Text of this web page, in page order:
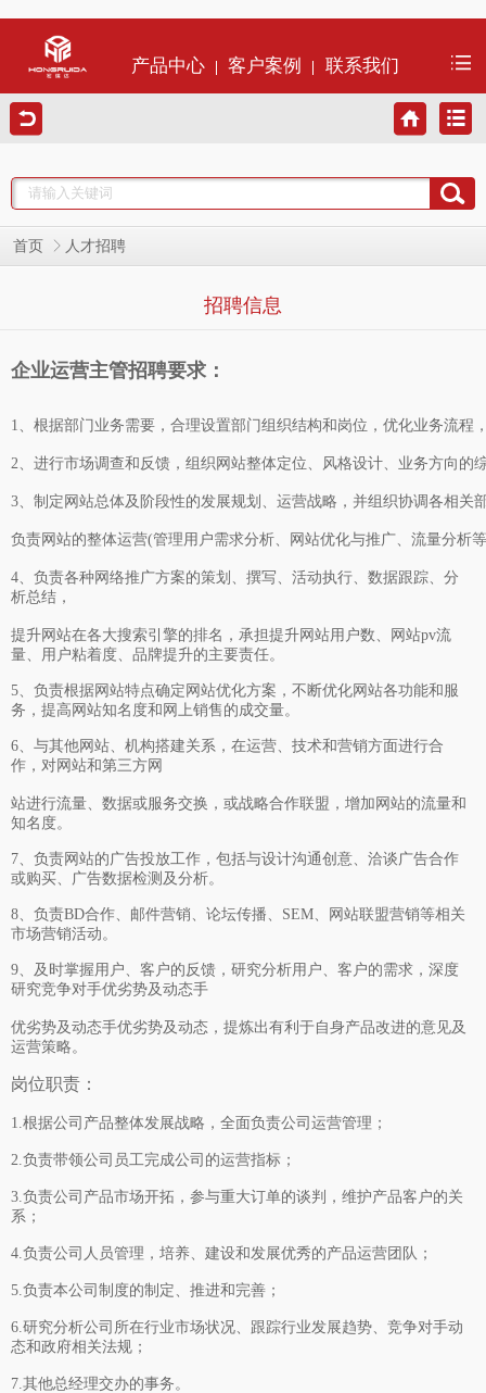
产品中心 客户案例 联系我们
首页 人才招聘
招聘信息
1、根据部门业务需要，合理设置部门组织结构和岗位，优化业务流程
2、进行市场调查和反馈，组织网站整体定位、风格设计、业务方向的
3、制定网站总体及阶段性的发展规划、运营战略，并组织协调各相关
负责网站的整体运营(管理用户需求分析、网站优化与推广、流量分析
4、负责各种网络推广方案的策划、撰写、活动执行、数据跟踪、分
析总结，
提升网站在各大搜索引擎的排名，承担提升网站用户数、网站pv流
量、用户粘着度、品牌提升的主要责任。
5、负责根据网站特点确定网站优化方案，不断优化网站各功能和服
务，提高网站知名度和网上销售的成交量。
6、与其他网站、机构搭建关系，在运营、技术和营销方面进行合
作，对网站和第三方网
站进行流量、数据或服务交换，或战略合作联盟，增加网站的流量和
知名度。
7、负责网站的广告投放工作，包括与设计沟通创意、洽谈广告合作
或购买、广告数据检测及分析。
8、负责BD合作、邮件营销、论坛传播、SEM、网站联盟营销等相关
市场营销活动。
9、及时掌握用户、客户的反馈，研究分析用户、客户的需求，深度
研究竞争对手优劣势及动态手
优劣势及动态手优劣势及动态，提炼出有利于自身产品改进的意见及
运营策略。
岗位职责：
1.根据公司产品整体发展战略，全面负责公司 运营管理；
2.负责带领公司员工完成公司 的运营指标；
3.负责公司 产品市场开拓，参与重大订单的谈判，维护产品客户的关
系；
4.负责公司 人员管理，培养、建设和发展优秀的产品运营团队；
5.负责本公司制度的制定、推进和完善；
6.研究分析公司所在行业市场状况、跟踪行业发展趋势、竞争对手动
态和政府相关法规；
7.其他总经理交办的事务。